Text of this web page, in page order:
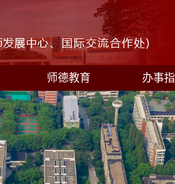
师德教育 办事